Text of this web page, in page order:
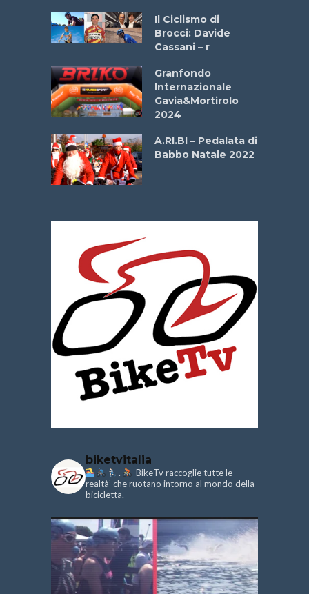
Il Ciclismo di
Brocci: Davide
Cassani – r
Granfondo
Internazionale
Gavia&Mortirolo
2024
A.RI.BI – Pedalata di
Babbo Natale 2022
biketvitalia
.
BikeTv raccoglie tutte le
realtà’ che ruotano intorno al mondo della
bicicletta.